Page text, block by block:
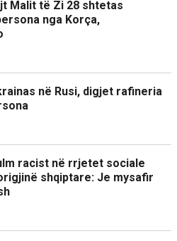
Malit të Zi 28 shtetas
nga Korça,
në Rusi, digjet rafineria
racist në rrjetet sociale
shqiptare: Je mysafir